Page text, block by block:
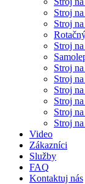
Stroj
Stroj
Stroj
Stroj
Stroj
Stroj
Stroj
Stroj
Stroj
Video
Zákazníci
Služby
FAQ
Kontaktuj nás